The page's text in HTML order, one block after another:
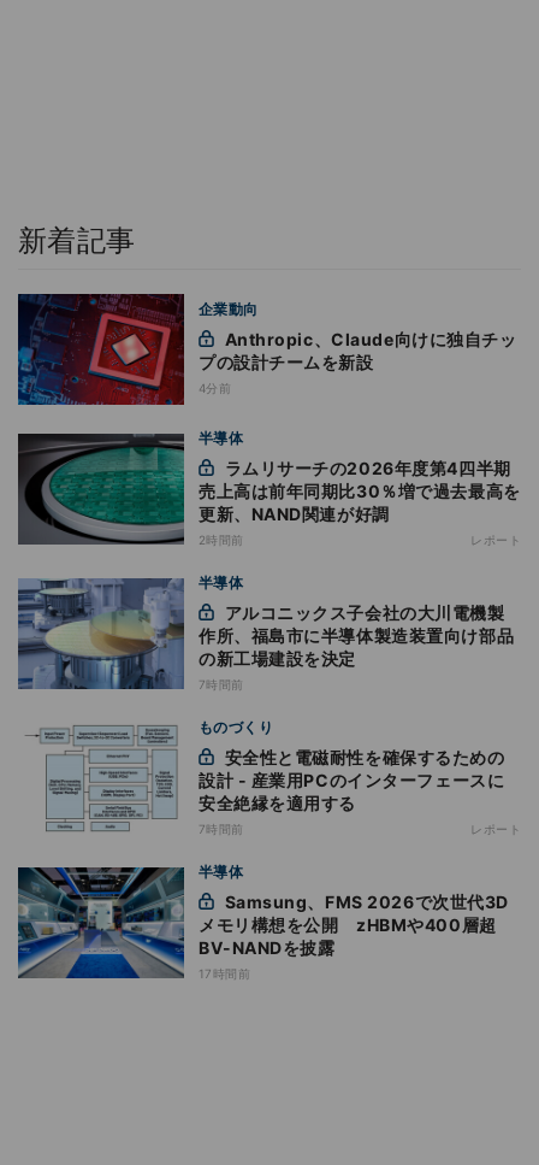
新着記事
企業動向
プの設計チームを新設
4分前
半導体
売上高は前年同期比30％増で過去最高を
更新、NAND関連が好調
2時間前 レポート
半導体
作所、福島市に半導体製造装置向け部品
の新工場建設を決定
7時間前
ものづくり
設計 - 産業用PCのインターフェースに
安全絶縁を適用する
7時間前 レポート
半導体
メモリ構想を公開 zHBMや400層超
BV-NANDを披露
17時間前